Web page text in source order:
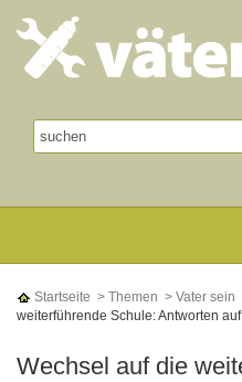
Startseite > Themen > Vater sein
weiterführende Schule: Antworten
Wechsel auf die